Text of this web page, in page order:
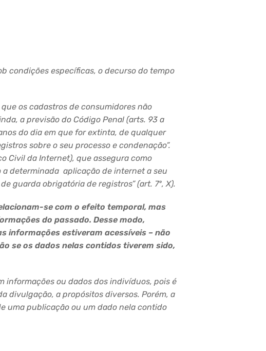
condições específicas, o decurso do tempo
os cadastros de consumidores não
a previsão do Código Penal (arts. 93 a
nos do dia em que for extinta, de qualquer
sobre o seu processo e condenação”.
Civil da Internet), que assegura como
determinada aplicação de internet a seu
guarda obrigatória de registros” (art. 7º, X).
se com o efeito temporal, mas
do passado. Desse modo,
informações estiveram acessíveis – não
se os dados nelas contidos tiverem sido,
informações ou dados dos indivíduos, pois é
divulgação, a propósitos diversos. Porém, a
uma publicação ou um dado nela contido